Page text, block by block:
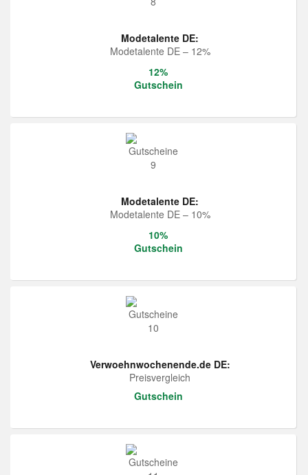
Modetalente DE:
Modetalente DE – 12%
12%
Gutschein
Modetalente DE:
Modetalente DE – 10%
10%
Gutschein
Verwoehnwochenende.de DE:
Preisvergleich
Gutschein